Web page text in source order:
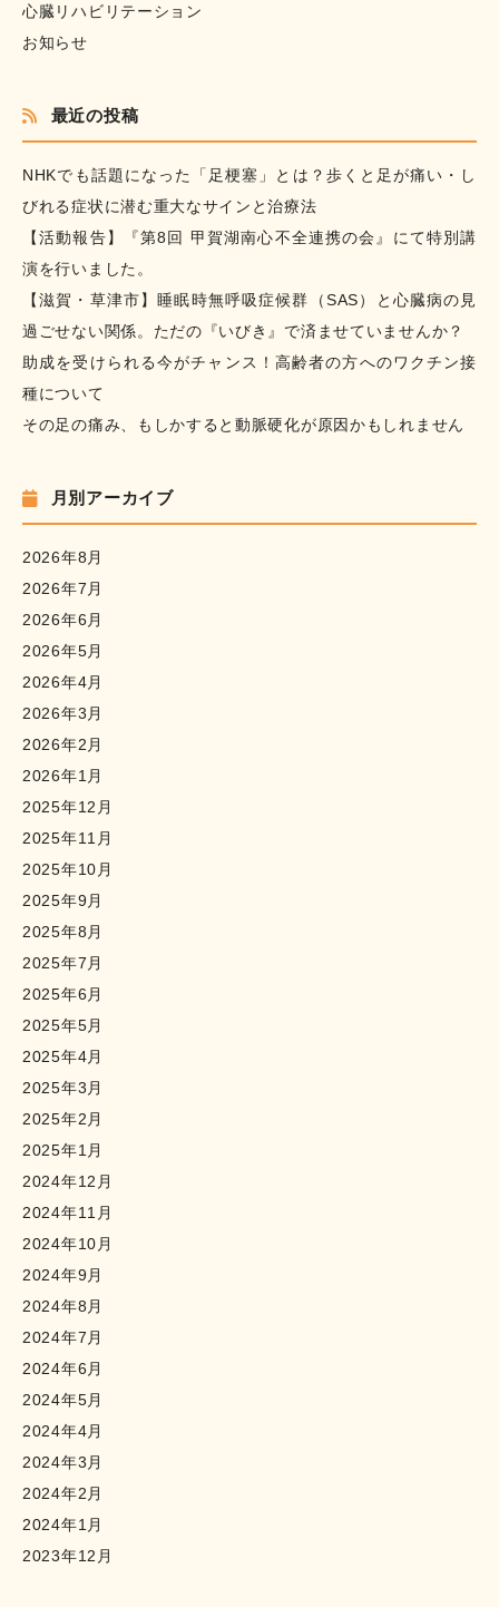
心臓リハビリテーション
お知らせ
最近の投稿
NHKでも話題になった「足梗塞」とは？歩くと足が痛い・し
びれる症状に潜む重大なサインと治療法
【活動報告】『第8回 甲賀湖南心不全連携の会』にて特別講
演を行いました。
【滋賀・草津市】睡眠時無呼吸症候群（SAS）と心臓病の見
過ごせない関係。ただの『いびき』で済ませていませんか？
助成を受けられる今がチャンス！高齢者の方へのワクチン接
種について
その足の痛み、もしかすると動脈硬化が原因かもしれません
月別アーカイブ
2026年8月
2026年7月
2026年6月
2026年5月
2026年4月
2026年3月
2026年2月
2026年1月
2025年12月
2025年11月
2025年10月
2025年9月
2025年8月
2025年7月
2025年6月
2025年5月
2025年4月
2025年3月
2025年2月
2025年1月
2024年12月
2024年11月
2024年10月
2024年9月
2024年8月
2024年7月
2024年6月
2024年5月
2024年4月
2024年3月
2024年2月
2024年1月
2023年12月